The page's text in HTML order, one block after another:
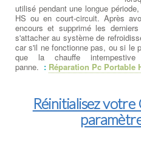
utilisé pendant une longue
HS ou en court-circuit. Après
encours et supprimé les
s'attacher au système de
car s'il ne fonctionne pas, ou si le
que la chauffe
panne. : Réparation Pc Portable
Réinitialisez